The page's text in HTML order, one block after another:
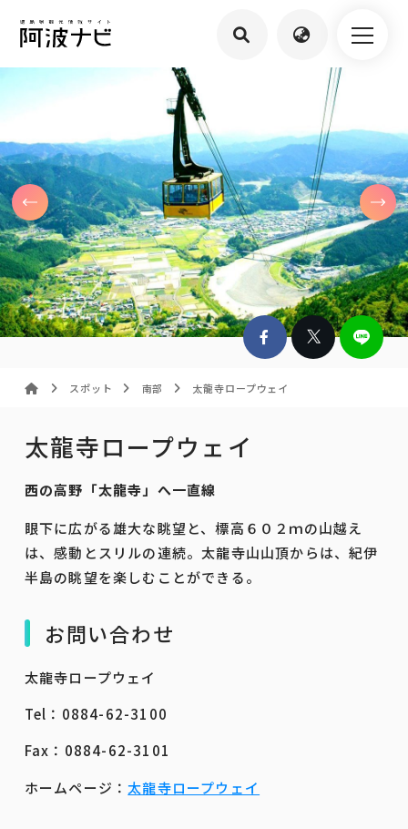
スポット 南部 太龍寺ロープウェイ
太龍寺ロープウェイ
西の高野「太龍寺」へ一直線
眼下に広がる雄大な眺望と、標高６０２ｍの山越え
は、感動とスリルの連続。太龍寺山山頂からは、紀伊
半島の眺望を楽しむことができる。
お問い合わせ
太龍寺ロープウェイ
Tel：0884-62-3100
Fax：0884-62-3101
ホームページ：太龍寺ロープウェイ